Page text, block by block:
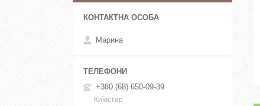
Марина
+380 (68) 650-09-39
Київстар